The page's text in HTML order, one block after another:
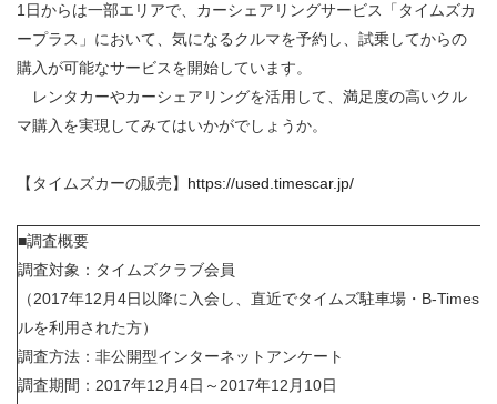
1日からは一部エリアで、カーシェアリングサービス「タイムズカ
ープラス」において、気になるクルマを予約し、試乗してからの
購入が可能なサービスを開始しています。
レンタカーやカーシェアリングを活用して、満足度の高いクル
マ購入を実現してみてはいかがでしょうか。
【タイムズカーの販売】 https://used.timescar.jp/
■調査概要
調査対象：タイムズクラブ会員
（2017年12月4日以降に入会し、直近でタイムズ駐車場・B-Times
ルを利用された方）
調査方法：非公開型インターネットアンケート
調査期間：2017年12月4日～2017年12月10日